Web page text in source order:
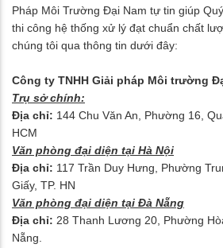
Pháp Môi Trường Đại Nam tự tin giúp
thi công hệ thống xử lý đạt chuẩn chất
chúng tôi qua thông tin dưới đây:
Công ty TNHH Giải pháp Môi trường
Trụ sở chính:
Địa chỉ: 144 Chu Văn An, Phường 16,
HCM
Văn phòng đại diện tại Hà Nội
Địa chỉ: 117 Trần Duy Hưng, Phường
Giấy, TP. HN
Văn phòng đại diện tại Đà Nẵng
Địa chỉ: 28 Thanh Lương 20, Phường
Nẵng.